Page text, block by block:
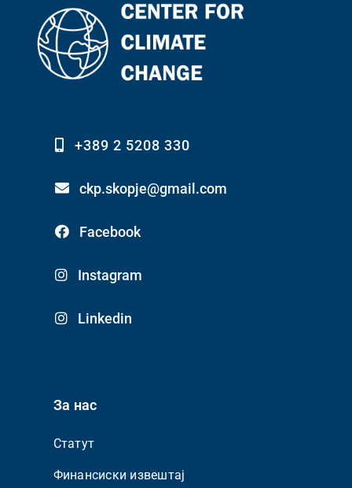
+389 2 5208 330
ckp.skopje@gmail.com
Facebook
Instagram
Linkedin
За нас
Статут
Финансиски извештај